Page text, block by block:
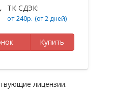
ТК СДЭК:
от 240р. (от 2 дней)
Купить
лицензии.